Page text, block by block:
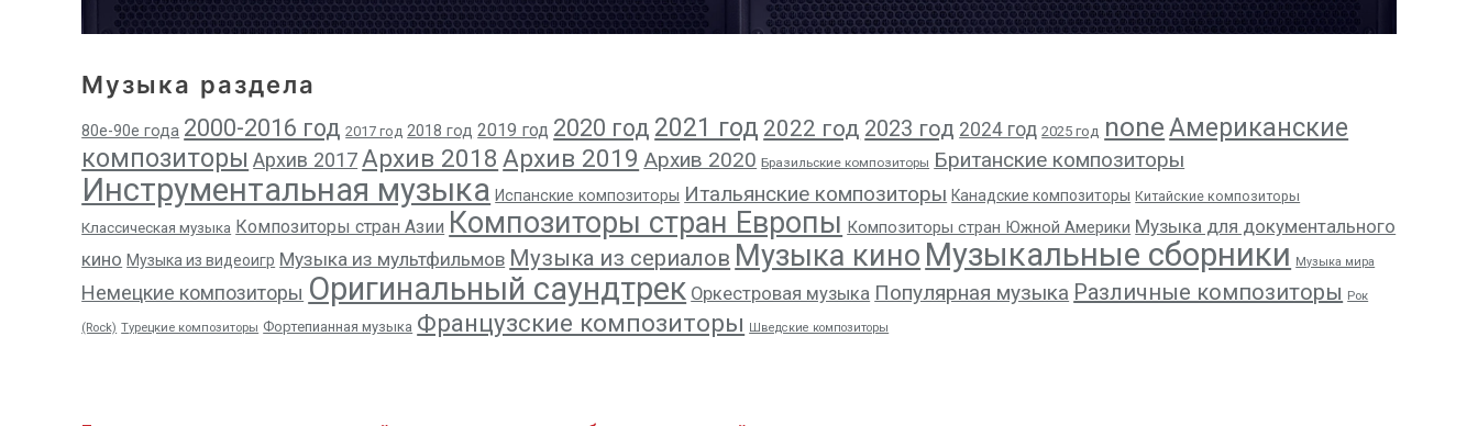
Музыка раздела
80е-90е года 2000-2016 год 2017 год 2018 год 2019 год 2020 год 2021 год 2022 год 2023 год 2024 год 2025 год noneАмериканские
композиторы Архив 2017Архив 2018 Архив 2019 Архив 2020 Бразильские композиторы Британские композиторы
Инструментальная музыка Испанские композиторы Итальянские композиторы Канадские композиторы Китайские композиторы
Классическая музыка Композиторы стран Азии Композиторы стран Европы Композиторы стран Южной Америки Музыка для документального
кино Музыка из видеоигр Музыка из мультфильмов Музыка из сериалов Музыка кино Музыкальные сборники Музыка мира
Немецкие композиторы Оригинальный саундтрек Оркестровая музыка Популярная музыка Различные композиторы Рок
(Rock) Турецкие композиторы Фортепианная музыка Французские композиторы Шведские композиторы